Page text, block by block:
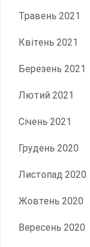
Травень 2021
Квітень 2021
Березень 2021
Лютий 2021
Січень 2021
Грудень 2020
Листопад 2020
Жовтень 2020
Вересень 2020